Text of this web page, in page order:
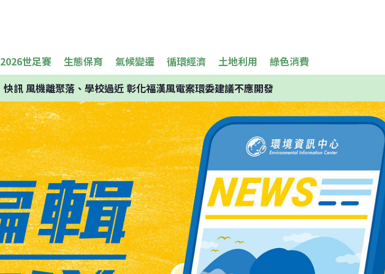
2026世足賽 生態保育 氣候變遷 循環經濟 土地利用 綠色消費
快訊風機離聚落、學校過近 彰化福漢風電案環委建議不應開發